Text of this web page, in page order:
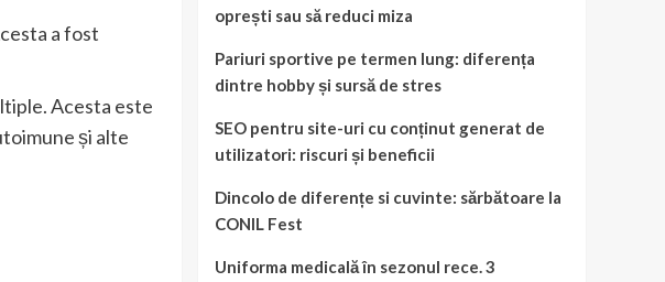
a fost
Acesta este
și alte
oprești sau să reduci miza
Pariuri sportive pe termen lung: diferența
dintre hobby și sursă de stres
SEO pentru site-uri cu conținut generat de
utilizatori: riscuri și beneficii
Dincolo de diferențe si cuvinte: sărbătoare la
CONIL Fest
Uniforma medicală în sezonul rece. 3